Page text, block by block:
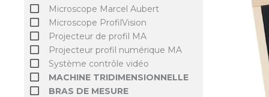
Microscope Marcel Aubert
Microscope ProfilVision
Projecteur de profil MA
Projecteur profil numérique MA
Système contrôle vidéo
MACHINE TRIDIMENSIONNELLE
BRAS DE MESURE